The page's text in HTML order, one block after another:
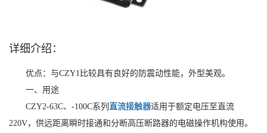
详细介绍：
优点：与CZY1比较具有良好的防震动性能，外型美观。
一、用途
CZY2-63C、-100C系列 直流接触器适用于额定电压至直流
220V，供远距离瞬时接通和分断高压断路器的电磁操作机构使用。